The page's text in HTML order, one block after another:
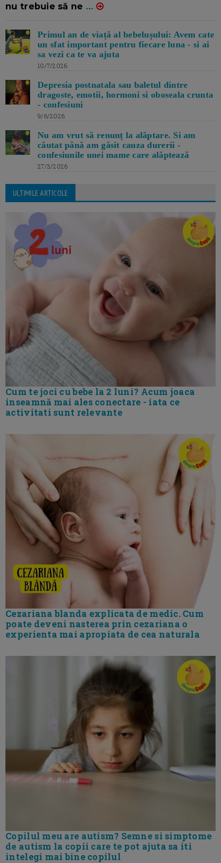
nu trebuie să ne ...
Primul an de viață al bebelușului: Avem cate
un sfat important pentru fiecare luna - si ai
sa vezi ca te va ajuta
10/7/2026
Depresia postnatala sau baletul dintre
dragoste, emotii, hormoni si oboseala crunta
- confesiuni
9/6/2026
Nu am vrut să renunț la alăptare. Si am
căutat până am găsit cauza durerii -
confesiunile unei mame care alăptează
27/3/2026
ULTIMILE ARTICOLE
Cum te joci cu bebe la 2 luni? Acum joaca
inseamnă mai ales conectare - iata ce
activitati sunt relevante
Cezariana blanda explicata de medic. Cum
poate deveni nasterea prin cezariana o
experienta mai apropiata de cea naturala
Copilul meu are autism? Semne si simptome
de autism la copii care te pot ajuta sa iti
intelegi mai bine copilul